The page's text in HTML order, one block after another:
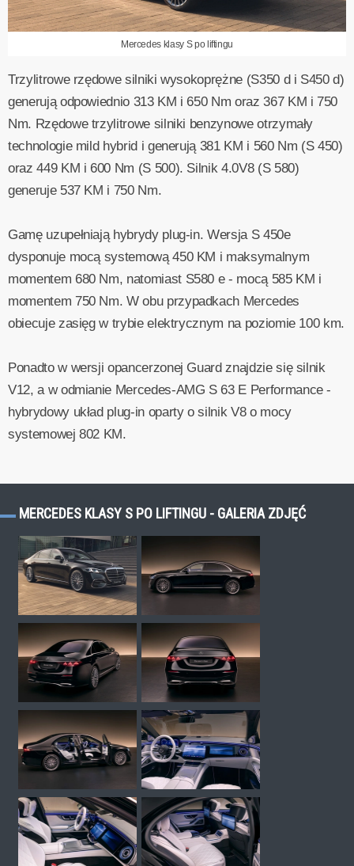
Mercedes klasy S po liftingu
Trzylitrowe rzędowe silniki wysokoprężne (S350 d i S450 d)
generują odpowiednio 313 KM i 650 Nm oraz 367 KM i 750
Nm. Rzędowe trzylitrowe silniki benzynowe otrzymały
technologie mild hybrid i generują 381 KM i 560 Nm (S 450)
oraz 449 KM i 600 Nm (S 500). Silnik 4.0V8 (S 580)
generuje 537 KM i 750 Nm.
Gamę uzupełniają hybrydy plug-in. Wersja S 450e
dysponuje mocą systemową 450 KM i maksymalnym
momentem 680 Nm, natomiast S580 e - mocą 585 KM i
momentem 750 Nm. W obu przypadkach Mercedes
obiecuje zasięg w trybie elektrycznym na poziomie 100 km.
Ponadto w wersji opancerzonej Guard znajdzie się silnik
V12, a w odmianie Mercedes-AMG S 63 E Performance -
hybrydowy układ plug-in oparty o silnik V8 o mocy
systemowej 802 KM.
MERCEDES KLASY S PO LIFTINGU - GALERIA ZDJĘĆ